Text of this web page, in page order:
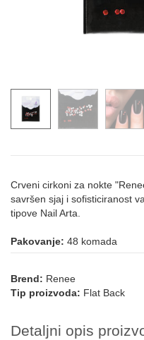
Crveni cirkoni za nokte
savršen sjaj i sofisticiranost
tipove Nail Arta.
Pakovanje: 48 komada
Brend: Renee
Tip proizvoda: Flat Back
Detaljni opis